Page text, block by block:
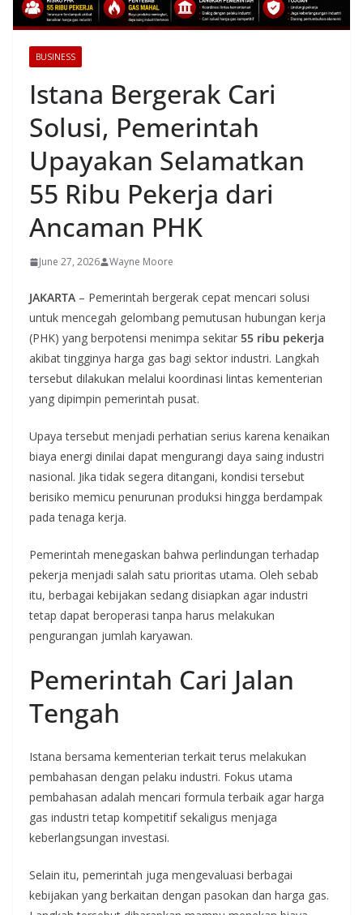
BUSINESS
Istana Bergerak Cari
Solusi, Pemerintah
Upayakan Selamatkan
55 Ribu Pekerja dari
Ancaman PHK
June 27, 2026 Wayne Moore
JAKARTA – Pemerintah bergerak cepat mencari solusi
untuk mencegah gelombang pemutusan hubungan kerja
(PHK) yang berpotensi menimpa sekitar 55 ribu pekerja
akibat tingginya harga gas bagi sektor industri. Langkah
tersebut dilakukan melalui koordinasi lintas kementerian
yang dipimpin pemerintah pusat.
Upaya tersebut menjadi perhatian serius karena kenaikan
biaya energi dinilai dapat mengurangi daya saing industri
nasional. Jika tidak segera ditangani, kondisi tersebut
berisiko memicu penurunan produksi hingga berdampak
pada tenaga kerja.
Pemerintah menegaskan bahwa perlindungan terhadap
pekerja menjadi salah satu prioritas utama. Oleh sebab
itu, berbagai kebijakan sedang disiapkan agar industri
tetap dapat beroperasi tanpa harus melakukan
pengurangan jumlah karyawan.
Pemerintah Cari Jalan
Tengah
Istana bersama kementerian terkait terus melakukan
pembahasan dengan pelaku industri. Fokus utama
pembahasan adalah mencari formula terbaik agar harga
gas industri tetap kompetitif sekaligus menjaga
keberlangsungan investasi.
Selain itu, pemerintah juga mengevaluasi berbagai
kebijakan yang berkaitan dengan pasokan dan harga gas.